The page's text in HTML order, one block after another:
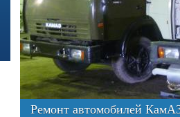
Ремонт двигателей КАМАЗ